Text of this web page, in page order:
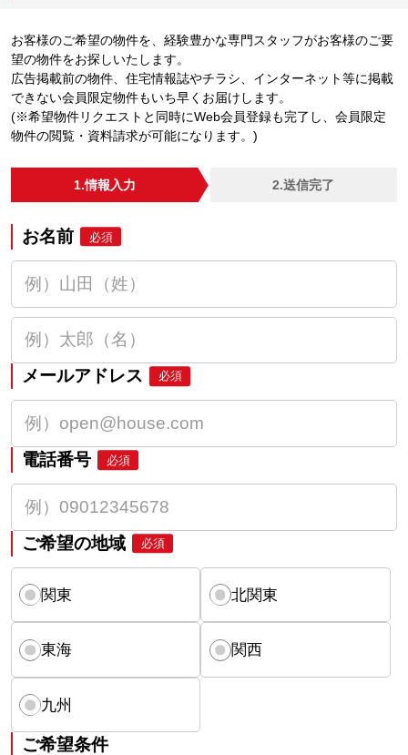
お客様のご希望の物件を、経験豊かな専門スタッフがお客様のご要
望の物件をお探しいたします。
広告掲載前の物件、住宅情報誌やチラシ、インターネット等に掲載
できない会員限定物件もいち早くお届けします。
(※希望物件リクエストと同時にWeb会員登録も完了し、会員限定
物件の閲覧・資料請求が可能になります。)
1.情報入力 2.送信完了
お名前 必須
メールアドレス 必須
電話番号 必須
ご希望の地域 必須
関東 北関東
東海 関西
九州
ご希望条件